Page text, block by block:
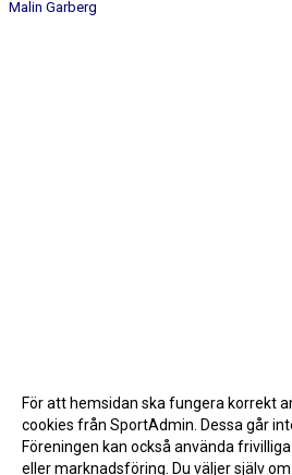
Malin Garberg
För att hemsidan ska fungera korrekt
cookies från SportAdmin. Dessa går
Föreningen kan också använda
eller marknadsföring. Du väljer själv